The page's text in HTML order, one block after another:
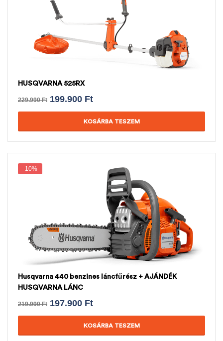
HUSQVARNA 525RX
229.990Ft 199.900 Ft
KOSÁRBA TESZEM
-10%
Husqvarna 440 benzines láncfűrész + AJÁNDÉK
HUSQVARNA LÁNC
219.990Ft 197.900 Ft
KOSÁRBA TESZEM